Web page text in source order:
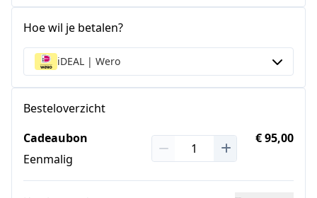
Hoe wil je betalen?
iDEAL | Wero
Besteloverzicht
Cadeaubon
Eenmalig
€ 95,00